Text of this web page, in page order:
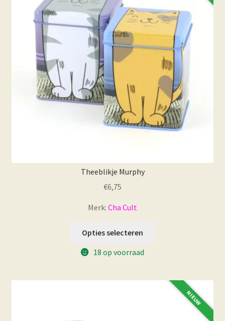
Theeblikje Murphy
€6,75
Merk: Cha Cult
Opties selecteren
18 op voorraad
NIEUW